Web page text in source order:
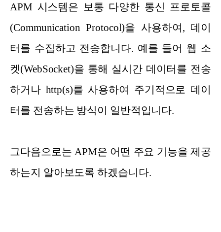
APM 시스템은 보통 다양한 통신 프로토콜
(Communication Protocol)을 사용하여, 데이
터를 수집하고 전송합니다. 예를 들어 웹 소
켓(WebSocket)을 통해 실시간 데이터를 전송
하거나 http(s)를 사용하여 주기적으로 데이
터를 전송하는 방식이 일반적입니다.
그다음으로는 APM은 어떤 주요 기능을 제공
하는지 알아보도록 하겠습니다.